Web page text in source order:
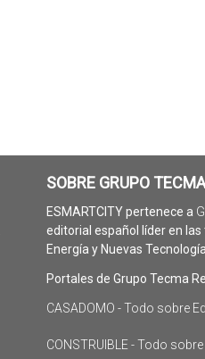
SOBRE GRUPO
ESMARTCITY pertenece a
editorial español líder en
Energía y Nuevas
Portales de Grupo Tecma
CASADOMO - Todo sobre
CONSTRUIBLE - Todo